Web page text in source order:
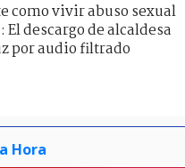
como vivir abuso sexual
descargo de alcaldesa
por audio filtrado
Hora